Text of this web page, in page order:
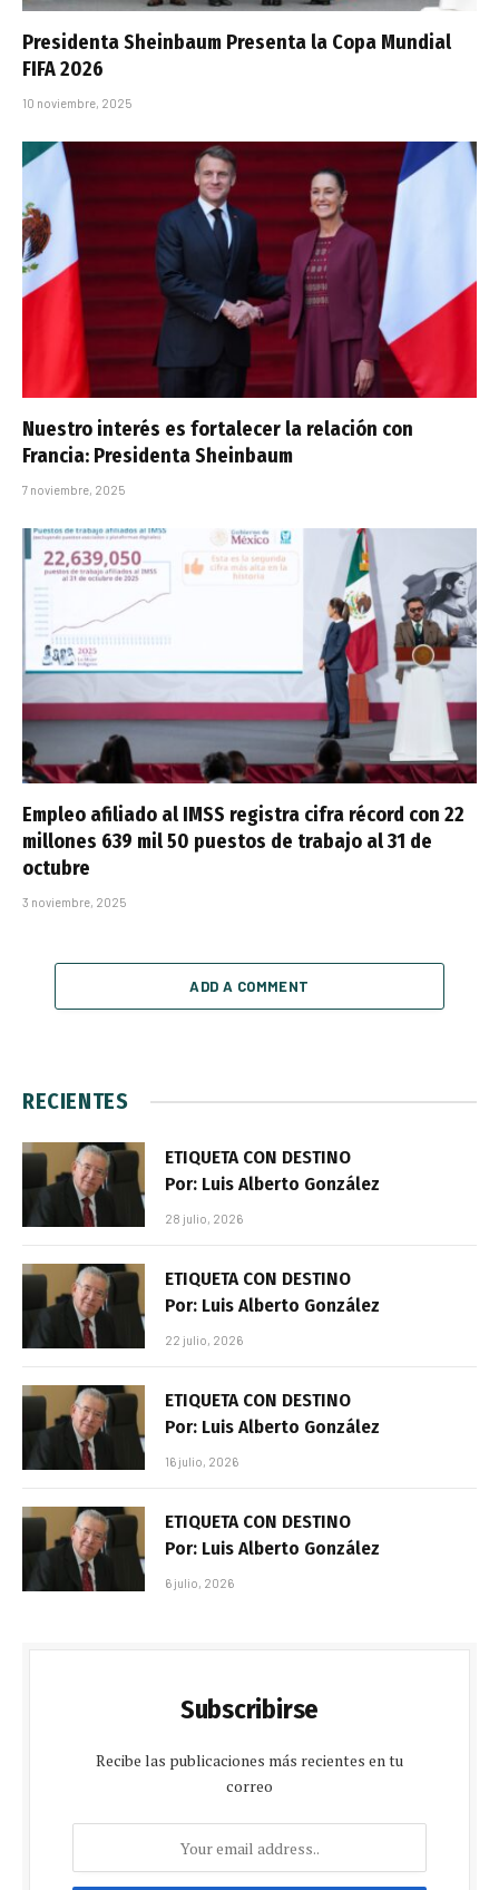
Presidenta Sheinbaum Presenta la Copa Mundial
FIFA 2026
10 noviembre, 2025
Nuestro interés es fortalecer la relación con
Francia: Presidenta Sheinbaum
7 noviembre, 2025
Empleo afiliado al IMSS registra cifra récord con 22
millones 639 mil 50 puestos de trabajo al 31 de
octubre
3 noviembre, 2025
ADD A COMMENT
RECIENTES
ETIQUETA CON DESTINO
Por: Luis Alberto González
28 julio, 2026
ETIQUETA CON DESTINO
Por: Luis Alberto González
22 julio, 2026
ETIQUETA CON DESTINO
Por: Luis Alberto González
16 julio, 2026
ETIQUETA CON DESTINO
Por: Luis Alberto González
6 julio, 2026
Subscribirse
Recibe las publicaciones más recientes en tu
correo